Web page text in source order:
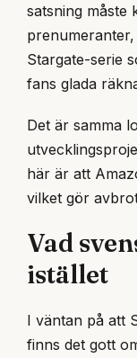
satsning måste
Stargate-serie
fans glada
Det är samma
här är att
vilket gör
Vad
istället
I väntan på att
finns det gott